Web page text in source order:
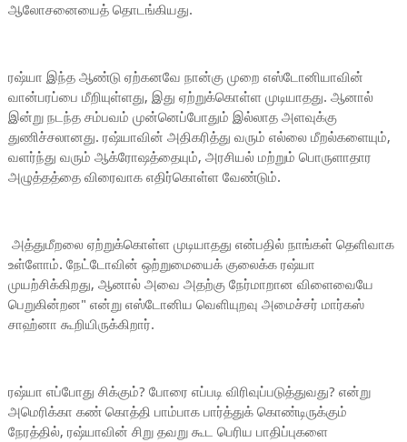
ஆலோசனையைத் தொடங்கியது.
ரஷ்யா இந்த ஆண்டு ஏற்கனவே நான்கு முறை எஸ்டோனியாவின்
வான்பரப்பை மீறியுள்ளது, இது ஏற்றுக்கொள்ள முடியாதது. ஆனால்
இன்று நடந்த சம்பவம் முன்னெப்போதும் இல்லாத அளவுக்கு
துணிச்சலானது. ரஷ்யாவின் அதிகரித்து வரும் எல்லை மீறல்களையும்,
வளர்ந்து வரும் ஆக்ரோஷத்தையும், அரசியல் மற்றும் பொருளாதார
அழுத்தத்தை விரைவாக எதிர்கொள்ள வேண்டும்.
அத்துமீறலை ஏற்றுக்கொள்ள முடியாதது என்பதில் நாங்கள் தெளிவாக
உள்ளோம். நேட்டோவின் ஒற்றுமையைக் குலைக்க ரஷ்யா
முயற்சிக்கிறது, ஆனால் அவை அதற்கு நேர்மாறான விளைவையே
பெறுகின்றன" என்று எஸ்டோனிய வெளியுறவு அமைச்சர் மார்கஸ்
சாஹ்னா கூறியிருக்கிறார்.
ரஷ்யா எப்போது சிக்கும்? போரை எப்படி விரிவுப்படுத்துவது? என்று
அமெரிக்கா கண் கொத்தி பாம்பாக பார்த்துக் கொண்டிருக்கும்
நேரத்தில், ரஷ்யாவின் சிறு தவறு கூட பெரிய பாதிப்புகளை